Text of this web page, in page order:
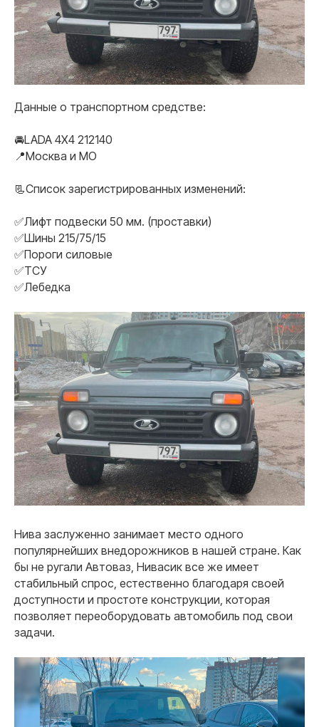
Данные о транспортном средстве:
🚘LADA 4Х4 212140
📍Москва и МO
📃Список зарегистрированных изменений:
✅Лифт подвески 50 мм. (проставки)
✅Шины 215/75/15
✅Пороги силовые
✅ТСУ
✅Лебедка
Нива заслуженно занимает место одного
популярнейших внедорожников в нашей стране. Как
бы не ругали Автоваз, Нивасик все же имеет
стабильный спрос, естественно благодаря своей
доступности и простоте конструкции, которая
позволяет переоборудовать автомобиль под свои
задачи.